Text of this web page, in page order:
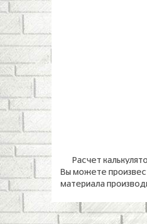
Расчет
Вы можете
материала